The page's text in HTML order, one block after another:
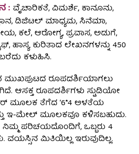
: ವೈಚಾರಿಕತೆ, ವಿಮರ್ಶೆ, ಕಾನೂನು,
ಡಿಜಿಟಲ್ ಮಾಧ್ಯಮ, ಸಿನೆಮಾ,
ಕಲೆ, ಆರೋಗ್ಯ, ಪ್ರವಾಸ, ಅಡುಗೆ,
ಹಾಸ್ಯ ಕುರಿತಾದ ಲೇಖನಗಳನ್ನು 450
ಕಳುಹಿಸಿ.
ಮುಖಪುಟದ ರೂಪದರ್ಶಿಯಾಗಲು
ಆಸಕ್ತ ರೂಪದರ್ಶಿಗಳು ಸ್ಟುಡಿಯೋ
ಮೂಲಕ ತೆಗೆದ ‘6*4 ಅಳತೆಯ
ಇ-ಮೇಲ್ ಮೂಲಕವೂ ಕಳಿಸಬಹುದು.
ಪರಿಚಯದೊಂದಿಗೆ, ಒಬ್ಬರು 4
ವಯಸ್ಸಿನ ಮಿತಿಯಿಲ್ಲ ಇರುವುದಿಲ್ಲ.